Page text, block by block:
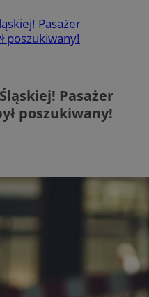
Pasażer
poszukiwany!
Pasażer
poszukiwany!